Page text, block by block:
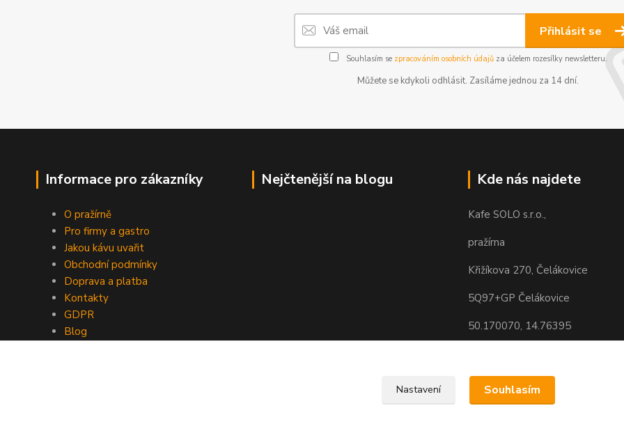
Přihlásit se
Souhlasím se zpracováním osobních údajůza účelem rozesílky newsletteru.
Můžete se kdykoli odhlásit. Zasíláme jednou za 14 dní.
Informace pro zákazníky
O pražírně
Pro firmy a gastro
Jakou kávu uvařit
Obchodní podmínky
Doprava a platba
Kontakty
GDPR
Blog
Nejčtenější na blogu Kde nás najdete
Kafe SOLO s.r.o.,
pražírna
Křižíkova 270, Čelákovice
5Q97+GP Čelákovice
50.170070, 14.76395
Nastavení Souhlasím